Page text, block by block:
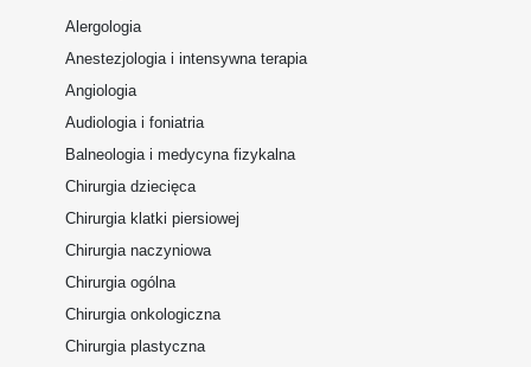
Alergologia
Anestezjologia i intensywna terapia
Angiologia
Audiologia i foniatria
Balneologia i medycyna fizykalna
Chirurgia dziecięca
Chirurgia klatki piersiowej
Chirurgia naczyniowa
Chirurgia ogólna
Chirurgia onkologiczna
Chirurgia plastyczna